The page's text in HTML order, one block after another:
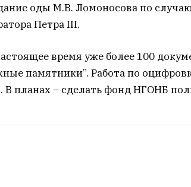
оды М.В. Ломоносова по
Петра III.
время уже более 100
памятники”. Работа по
В планах – сделать фонд НГОНБ